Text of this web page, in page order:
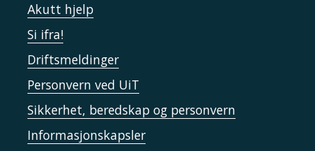
Akutt hjelp
Si ifra!
Driftsmeldinger
Personvern ved UiT
Sikkerhet, beredskap og personvern
Informasjonskapsler